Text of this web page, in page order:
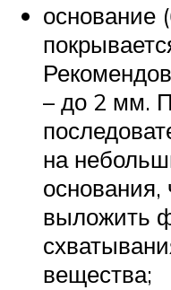
основание
– до 2 мм.
на
выложить
вещества;